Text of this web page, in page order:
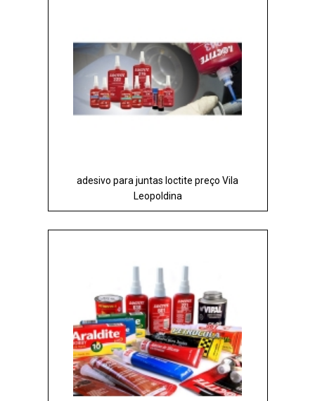
adesivo para juntas loctite preço Vila
Leopoldina